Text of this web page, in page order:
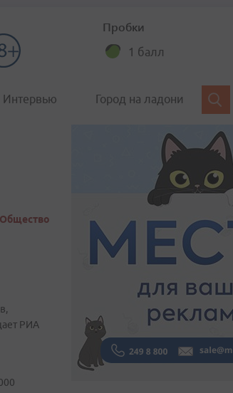
Пробки
1 балл
Интервью Город на ладони
Общество
РИА